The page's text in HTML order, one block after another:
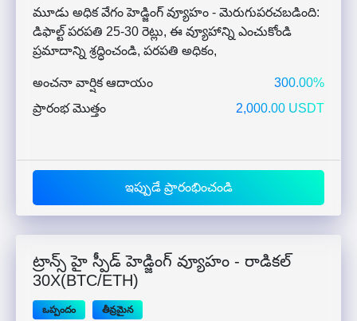
మూడు అధిక వేగం హెడ్జింగ్ వ్యూహం - మెరుగుపరచబడింది:
డిఫాల్ట్ పరపతి 25-30 రెట్లు, ఈ వ్యూహాన్ని ఎంచుకోండి
ప్రమాదాన్ని శ్రద్ధించండి, పరపతి అధికం,
అంచనా వార్షిక ఆదాయం
300.00%
ప్రారంభ మొత్తం
2,000.00 USDT
ఇప్పుడే ప్రారంభించండి
ట్రాన్స్ హై స్పీడ్ హెడ్జింగ్ వ్యూహం - రాడికల్
30X(BTC/ETH)
ఒప్పందం తీవ్రమైన